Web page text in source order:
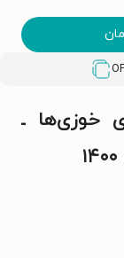
خوزی‌ها ـ